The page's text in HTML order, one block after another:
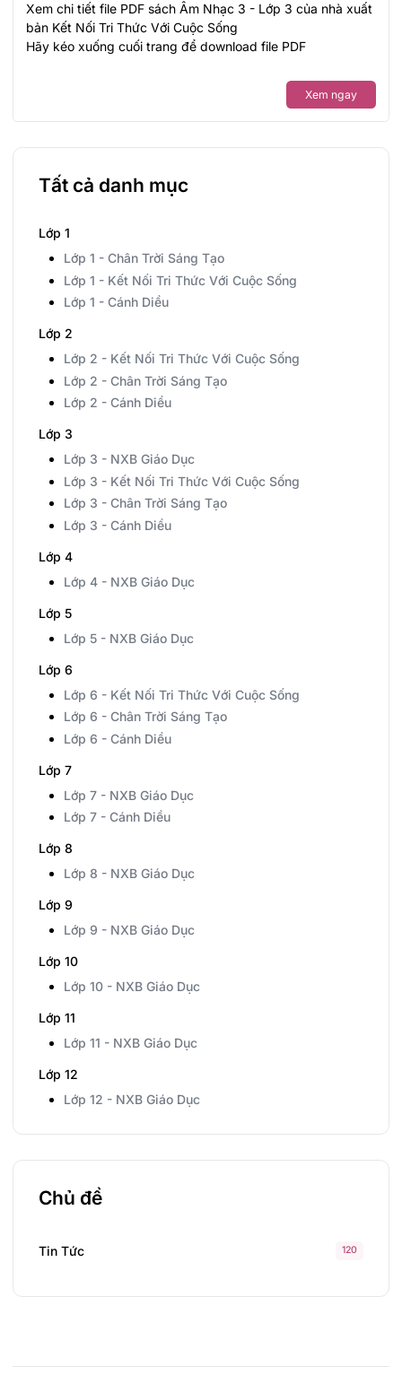
Xem chi tiết file PDF sách Âm Nhạc 3 - Lớp 3 của nhà xuất
bản Kết Nối Tri Thức Với Cuộc Sống
Hãy kéo xuống cuối trang để download file PDF
Xem ngay
Tất cả danh mục
Lớp 1
Lớp 1 - Chân Trời Sáng Tạo
Lớp 1 - Kết Nối Tri Thức Với Cuộc Sống
Lớp 1 - Cánh Diều
Lớp 2
Lớp 2 - Kết Nối Tri Thức Với Cuộc Sống
Lớp 2 - Chân Trời Sáng Tạo
Lớp 2 - Cánh Diều
Lớp 3
Lớp 3 - NXB Giáo Dục
Lớp 3 - Kết Nối Tri Thức Với Cuộc Sống
Lớp 3 - Chân Trời Sáng Tạo
Lớp 3 - Cánh Diều
Lớp 4
Lớp 4 - NXB Giáo Dục
Lớp 5
Lớp 5 - NXB Giáo Dục
Lớp 6
Lớp 6 - Kết Nối Tri Thức Với Cuộc Sống
Lớp 6 - Chân Trời Sáng Tạo
Lớp 6 - Cánh Diều
Lớp 7
Lớp 7 - NXB Giáo Dục
Lớp 7 - Cánh Diều
Lớp 8
Lớp 8 - NXB Giáo Dục
Lớp 9
Lớp 9 - NXB Giáo Dục
Lớp 10
Lớp 10 - NXB Giáo Dục
Lớp 11
Lớp 11 - NXB Giáo Dục
Lớp 12
Lớp 12 - NXB Giáo Dục
Chủ đề
Tin Tức 120